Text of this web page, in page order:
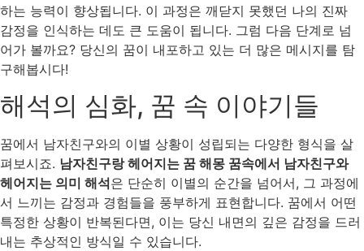
하는 능력이 향상됩니다. 이 과정은 깨닫지 못했던 나의 진짜
감정을 인식하는 데도 큰 도움이 됩니다. 그럼 다음 단계로 넘
어가 볼까요? 당신의 꿈이 내포하고 있는 더 많은 메시지를 탐
구해봅시다!
해석의 심화, 꿈 속 이야기들
꿈에서 남자친구와의 이별 상황이 성립되는 다양한 형식을 살
펴보시죠. 남자친구랑 헤어지는 꿈 해몽 꿈속에서 남자친구와
헤어지는 의미 해석은 단순히 이별의 순간을 넘어서, 그 과정에
서 느끼는 감정과 경험들을 풍부하게 표현합니다. 꿈에서 어떤
특정한 상황이 반복된다면, 이는 당신 내면의 깊은 감정을 드러
내는 추상적인 방식일 수 있습니다.